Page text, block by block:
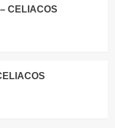
CELIACOS